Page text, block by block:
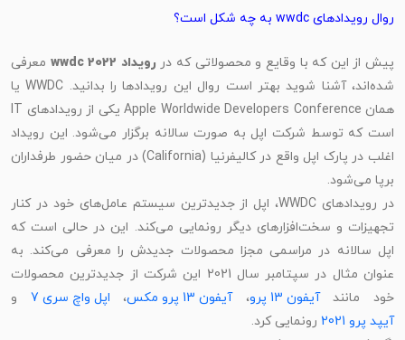
روال رویدادهای wwdc به چه شکل است؟
پیش از این که با وقایع و محصولاتی که دررویداد wwdc 2022
معرفی
شده‌اند، آشنا شوید بهتر است روال این رویدادها را بدانید. WWDC یا
همان Apple Worldwide Developers Conference یکی از رویدادهای IT
است که توسط شرکت اپل به صورت سالانه برگزار می‌شود. این رویداد
اغلب در پارک اپل واقع در کالیفرنیا (California) در میان حضور طرفداران
برپا می‌شود.
در رویدادهای WWDC، اپل از جدیدترین سیستم عامل‌های خود در کنار
تجهیزات و سخت‌افزارهای دیگر رونمایی می‌کند. این در حالی است که
اپل سالانه در مراسمی مجزا محصولات جدیدش را معرفی می‌کند. به
عنوان مثال در سپتامبر سال 2021 این شرکت از جدیدترین محصولات
خود مانند
آیفون 13 پرو ، آیفون 13 پرو مکس ، اپل واچ سری 7
و
آیپد پرو 2021
رونمایی کرد.